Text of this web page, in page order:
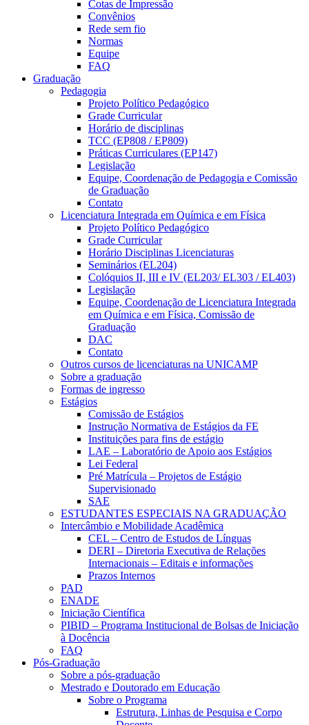
Cotas de Impressão
Convênios
Rede sem fio
Normas
Equipe
FAQ
Graduação
Pedagogia
Projeto Político Pedagógico
Grade Curricular
Horário de disciplinas
TCC (EP808 / EP809)
Práticas Curriculares (EP147)
Legislação
Equipe, Coordenação de Pedagogia e Comissão
de Graduação
Contato
Licenciatura Integrada em Química e em Física
Projeto Político Pedagógico
Grade Curricular
Horário Disciplinas Licenciaturas
Seminários (EL204)
Colóquios II, III e IV (EL203/ EL303 / EL403)
Legislação
Equipe, Coordenação de Licenciatura Integrada
em Química e em Física, Comissão de
Graduação
DAC
Contato
Outros cursos de licenciaturas na UNICAMP
Sobre a graduação
Formas de ingresso
Estágios
Comissão de Estágios
Instrução Normativa de Estágios da FE
Instituições para fins de estágio
LAE – Laboratório de Apoio aos Estágios
Lei Federal
Pré Matrícula – Projetos de Estágio
Supervisionado
SAE
ESTUDANTES ESPECIAIS NA GRADUAÇÃO
Intercâmbio e Mobilidade Acadêmica
CEL – Centro de Estudos de Línguas
DERI – Diretoria Executiva de Relações
Internacionais – Editais e informações
Prazos Internos
PAD
ENADE
Iniciação Científica
PIBID – Programa Institucional de Bolsas de Iniciação
à Docência
FAQ
Pós-Graduação
Sobre a pós-graduação
Mestrado e Doutorado em Educação
Sobre o Programa
Estrutura, Linhas de Pesquisa e Corpo